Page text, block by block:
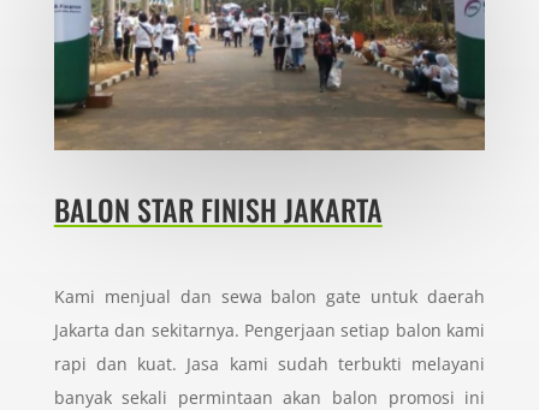
BALON STAR FINISH JAKARTA
Kami menjual dan sewa balon gate untuk daerah
Jakarta dan sekitarnya. Pengerjaan setiap balon kami
rapi dan kuat. Jasa kami sudah terbukti melayani
banyak sekali permintaan akan balon promosi ini